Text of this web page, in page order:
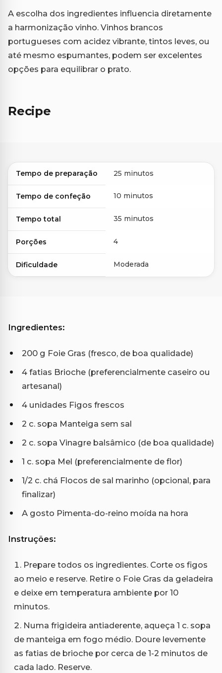
A escolha dos ingredientes influencia diretamente
a harmonização vinho. Vinhos brancos
portugueses com acidez vibrante, tintos leves, ou
até mesmo espumantes, podem ser excelentes
opções para equilibrar o prato.
Recipe
Tempo de preparação 25 minutos
Tempo de confeção 10 minutos
Tempo total 35 minutos
Porções 4
Dificuldade Moderada
Ingredientes:
200 g Foie Gras (fresco, de boa qualidade)
4 fatias Brioche (preferencialmente caseiro ou
artesanal)
4 unidades Figos frescos
2 c. sopa Manteiga sem sal
2 c. sopa Vinagre balsâmico (de boa qualidade)
1 c. sopa Mel (preferencialmente de flor)
1/2 c. chá Flocos de sal marinho (opcional, para
finalizar)
A gosto Pimenta-do-reino moída na hora
Instruções:
Prepare todos os ingredientes. Corte os figos
ao meio e reserve. Retire o Foie Gras da geladeira
e deixe em temperatura ambiente por 10
minutos.
Numa frigideira antiaderente, aqueça 1 c. sopa
de manteiga em fogo médio. Doure levemente
as fatias de brioche por cerca de 1-2 minutos de
cada lado. Reserve.